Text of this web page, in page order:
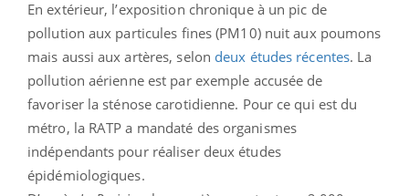
En extérieur, l’exposition chronique à un pic de
pollution aux particules fines (PM10) nuit aux poumons
mais aussi aux artères, selon deux études récentes. La
pollution aérienne est par exemple accusée de
favoriser la sténose carotidienne. Pour ce qui est du
métro, la RATP a mandaté des organismes
indépendants pour réaliser deux études
épidémiologiques.